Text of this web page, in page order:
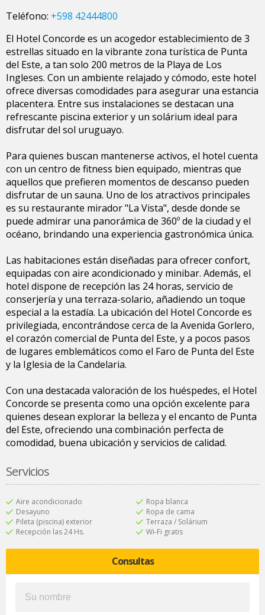
Teléfono: +598 42444800
El Hotel Concorde es un acogedor establecimiento de 3
estrellas situado en la vibrante zona turística de Punta
del Este, a tan solo 200 metros de la Playa de Los
Ingleses. Con un ambiente relajado y cómodo, este hotel
ofrece diversas comodidades para asegurar una estancia
placentera. Entre sus instalaciones se destacan una
refrescante piscina exterior y un solárium ideal para
disfrutar del sol uruguayo.
Para quienes buscan mantenerse activos, el hotel cuenta
con un centro de fitness bien equipado, mientras que
aquellos que prefieren momentos de descanso pueden
disfrutar de un sauna. Uno de los atractivos principales
es su restaurante mirador "La Vista", desde donde se
puede admirar una panorámica de 360º de la ciudad y el
océano, brindando una experiencia gastronómica única.
Las habitaciones están diseñadas para ofrecer confort,
equipadas con aire acondicionado y minibar. Además, el
hotel dispone de recepción las 24 horas, servicio de
conserjería y una terraza-solario, añadiendo un toque
especial a la estadía. La ubicación del Hotel Concorde es
privilegiada, encontrándose cerca de la Avenida Gorlero,
el corazón comercial de Punta del Este, y a pocos pasos
de lugares emblemáticos como el Faro de Punta del Este
y la Iglesia de la Candelaria.
Con una destacada valoración de los huéspedes, el Hotel
Concorde se presenta como una opción excelente para
quienes desean explorar la belleza y el encanto de Punta
del Este, ofreciendo una combinación perfecta de
comodidad, buena ubicación y servicios de calidad.
Servicios
Aire acondicionado
Desayuno
Pileta (piscina) exterior
Recepción las 24 Hs.
Ropa blanca
Ropa de cama
Terraza / Solárium
Wi-Fi gratis
Consultas